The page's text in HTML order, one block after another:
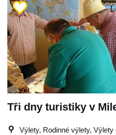
Tři dny turistiky v
Výlety, Rodinné výlety,